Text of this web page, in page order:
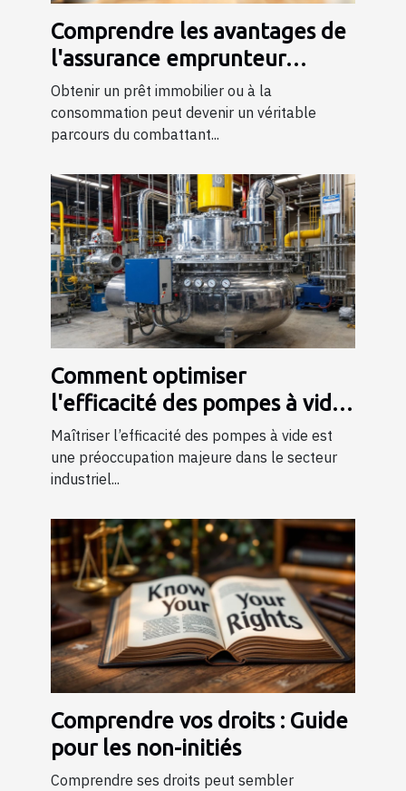
Comprendre les avantages de
l'assurance emprunteur
AERAS pour les personnes à
risque
Obtenir un prêt immobilier ou à la
consommation peut devenir un véritable
parcours du combattant...
Comment optimiser
l'efficacité des pompes à vide
dans l'industrie ?
Maîtriser l’efficacité des pompes à vide est
une préoccupation majeure dans le secteur
industriel...
Comprendre vos droits : Guide
pour les non-initiés
Comprendre ses droits peut sembler